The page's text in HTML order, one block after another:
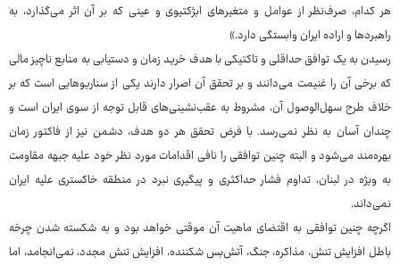
هر کدام، صرف‌نظر از عوامل و متغیرهای ابژکتیوی و عینی که بر آن اثر می‌گذارد، به
راهبردها و اراده ایران وابستگی دارد.»
رسیدن به یک توافق حداقلی و تاکتیکی با هدف خرید زمان و دستیابی به منابع ناچیز مالی
که برخی آن را غنیمت می‌دانند و بر تحقق آن اصرار دارند یکی از سناریوهایی است که بر
خلاف طرح سهل‌الوصول آن، مشروط به عقب‌نشینی‌های قابل توجه از سوی ایران است و
چندان آسان به نظر نمی‌رسد. با فرض تحقق هر دو هدف، دشمن نیز از فاکتور زمان
بهره‌مند می‌شود و البته چنین توافقی را نافی اقدامات مورد نظر خود علیه جبهه مقاومت
به ویژه در لبنان، تداوم فشار حداکثری و پیگیری نبرد در منطقه خاکستری علیه ایران
نمی‌داند.
اگرچه چنین توافقی به اقتضای ماهیت آن موقتی خواهد بود و به شکسته شدن چرخه
باطل افزایش تنش، ⁠مذاکره، ⁠جنگ، آتش‌بس شکننده، افزایش تنش مجدد، نمی‌انجامد، اما